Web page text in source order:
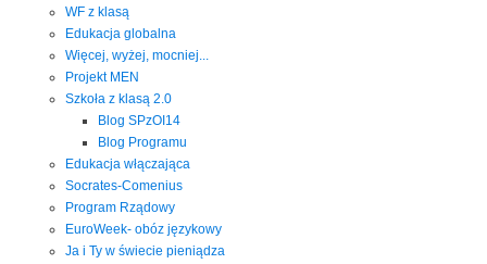
WF z klasą
Edukacja globalna
Więcej, wyżej, mocniej...
Projekt MEN
Szkoła z klasą 2.0
Blog SPzOI14
Blog Programu
Edukacja włączająca
Socrates-Comenius
Program Rządowy
EuroWeek- obóz językowy
Ja i Ty w świecie pieniądza